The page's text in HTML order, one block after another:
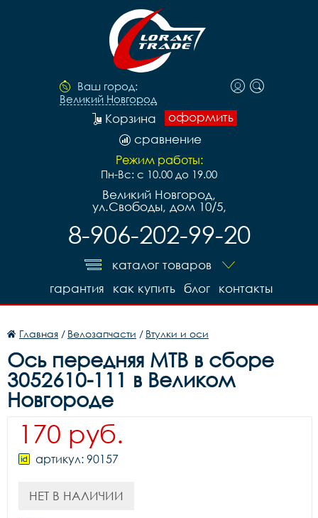
Ваш город:
Великий Новгород
оформить
Корзина
сравнение
Режим работы:
Пн-Вс: с 10.00 до 19.00
Великий Новгород,
ул.Свободы, дом 10/5,
8-906-202-99-20
каталог товаров
контакты
блог
как купить
гарантия
Главная / Велозапчасти / Втулки и оси
Ось передняя МТВ в сборе
3052610-111 в Великом
Новгороде
170 руб.
артикул: 90157
НЕТ В НАЛИЧИИ